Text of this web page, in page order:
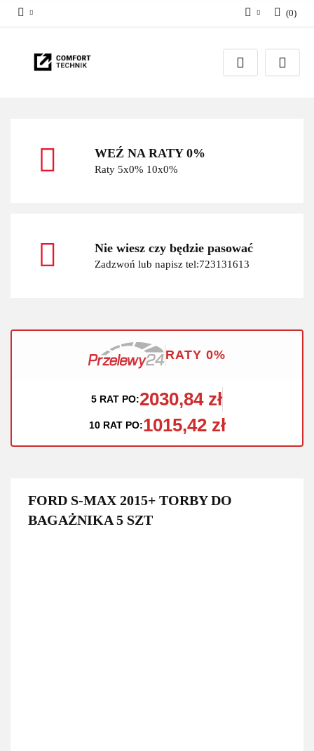
Zaloguj się
Zarejestruj się
(0)
WEŹ NA RATY 0%
Raty 5x0% 10x0%
Nie wiesz czy będzie pasować
Zadzwoń lub napisz tel:723131613
RATY 0%
5 RAT PO:2030,84 zł
10 RAT PO:1015,42 zł
FORD S-MAX 2015+ TORBY DO
BAGAŻNIKA 5 SZT